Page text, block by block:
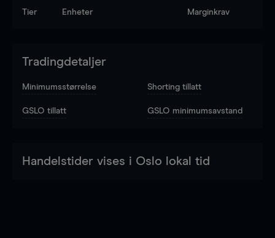
Tier Enheter Marginkrav
Tradingdetaljer
Minimumsstørrelse Shorting tillatt
GSLO tillatt GSLO minimumsavstand
Handelstider vises i Oslo lokal tid